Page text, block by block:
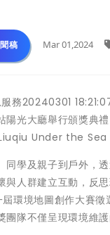
稿 Mar 01,2024
務20240301
陽光大廳舉行頒獎典
Under the Sea
同學及親子到戶外，
與人群建立互動，反
環境地圖創作大賽
團隊不僅呈現環境維